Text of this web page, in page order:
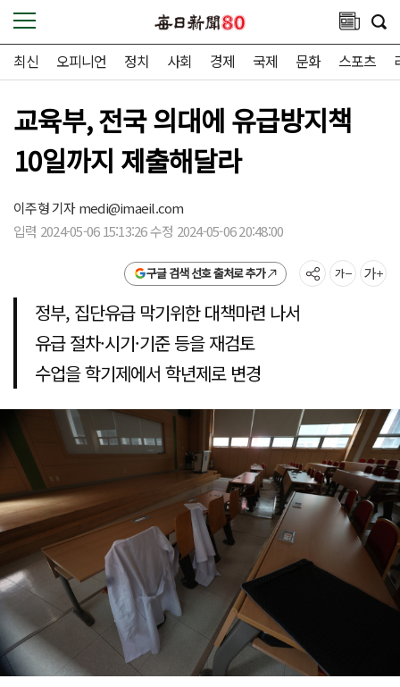
최신 오피니언 정치 사회 경제 국제 문화 스포츠
교육부, 전국 의대에 유급방지책
10일까지 제출해달라
이주형 기자medi@imaeil.com
입력 2024-05-06 15:13:26 수정 2024-05-06 20:48:00
구글 검색 선호 출처로 추가
정부, 집단유급 막기위한 대책마련 나서
유급 절차·시기·기준 등을 재검토
수업을 학기제에서 학년제로 변경